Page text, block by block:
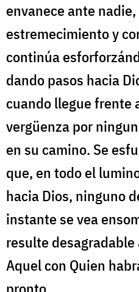
envanece ante
estremecimiento y
continúa
dando pasos hacia
cuando llegue frente
vergüenza por
en su camino. Se
que, en todo el
hacia Dios, ninguno
instante se vea
resulte
Aquel con Quien